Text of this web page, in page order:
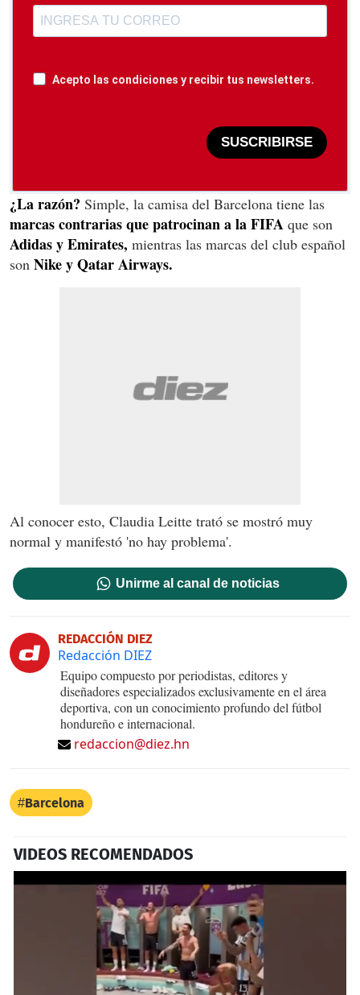
Acepto las condiciones y recibir tus newsletters.
SUSCRIBIRSE
¿La razón? Simple, la camisa del Barcelona tiene las
marcas contrarias que patrocinan a la FIFA que son
Adidas y Emirates, mientras las marcas del club español
son Nike y Qatar Airways.
Al conocer esto, Claudia Leitte trató se mostró muy
normal y manifestó 'no hay problema'.
Unirme al canal de noticias
REDACCIÓN DIEZ
Redacción DIEZ
Equipo compuesto por periodistas, editores y
diseñadores especializados exclusivamente en el área
deportiva, con un conocimiento profundo del fútbol
hondureño e internacional.
redaccion@diez.hn
Barcelona
VIDEOS RECOMENDADOS